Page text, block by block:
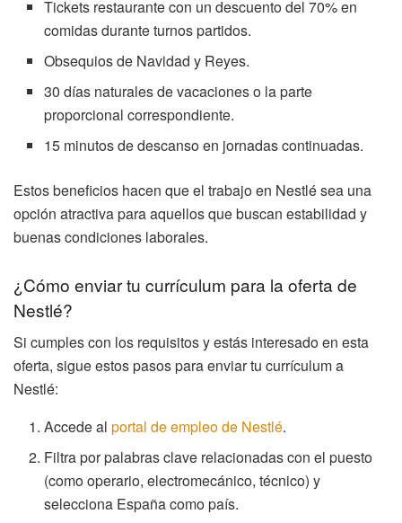
Tickets restaurante con un descuento del 70% en
comidas durante turnos partidos.
Obsequios de Navidad y Reyes.
30 días naturales de vacaciones o la parte
proporcional correspondiente.
15 minutos de descanso en jornadas continuadas.
Estos beneficios hacen que el trabajo en Nestlé sea una
opción atractiva para aquellos que buscan estabilidad y
buenas condiciones laborales.
¿Cómo enviar tu currículum para la oferta de
Nestlé?
Si cumples con los requisitos y estás interesado en esta
oferta, sigue estos pasos para enviar tu currículum a
Nestlé:
Accede alportal de empleo de Nestlé.
Filtra por palabras clave relacionadas con el puesto
(como operario, electromecánico, técnico) y
selecciona España como país.